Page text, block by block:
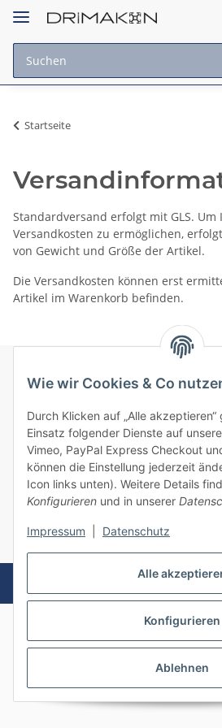
Alle
Konfigurieren
Ablehnen
Wie wir Cookies & Co
Durch Klicken auf „Alle
Einsatz folgender Dienste auf
Vimeo, PayPal Express Checkout
können die Einstellung jederzeit
Icon links unten). Weitere Details
Konfigurieren und in unserer
Impressum Datenschutz
Startseite
Standardversand erfolgt mit GLS.
Versandkosten zu ermöglichen,
von Gewicht und Größe der Artikel.
Die Versandkosten können erst
Artikel im Warenkorb befinden.
Gesetzliche Informationen
* Alle Preise inkl. gesetzlicher USt., zzgl.
Powered by